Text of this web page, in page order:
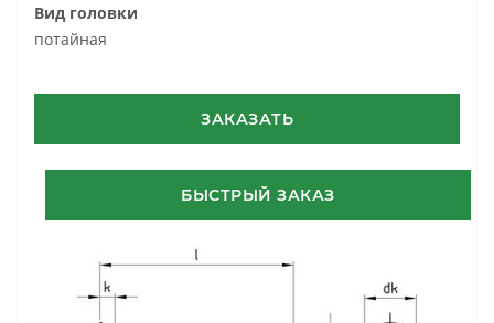
Вид головки
потайная
ЗАКАЗАТЬ
БЫСТРЫЙ ЗАКАЗ